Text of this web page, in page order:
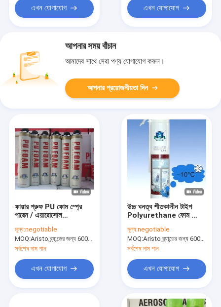
এখন যোগাযোগ এখন যোগাযোগ
আপনার সময় বাঁচান
আমাদের সাথে সেরা পণ্য যোগাযোগ করুন।
আপনার প্রয়োজনীয়তা দিন
ফায়ার প্রুফ PU ফোম স্প্রে
পারেন / এয়ারোসোল
অন্তরণ B2 গ্রেড
মূল্য:negotiable
MOQ:Aristo ব্র্যান্ডের জন্য 6000pcs, গ্রাহকের ব্র্যান্ডের জন্য 15000pcs
সর্বশেষ দাম পান
এখন যোগাযোগ
উচ্চ ঘনত্ব শীতকালীন টাইপ
Polyurethane ফোম স্প্রে
মূল্য:negotiable
MOQ:Aristo ব্র্যান্ডের জন্য 6000pcs, গ্রাহকের ব্র্যান্ডের জন্য 15000pcs
সর্বশেষ দাম পান
এখন যোগাযোগ